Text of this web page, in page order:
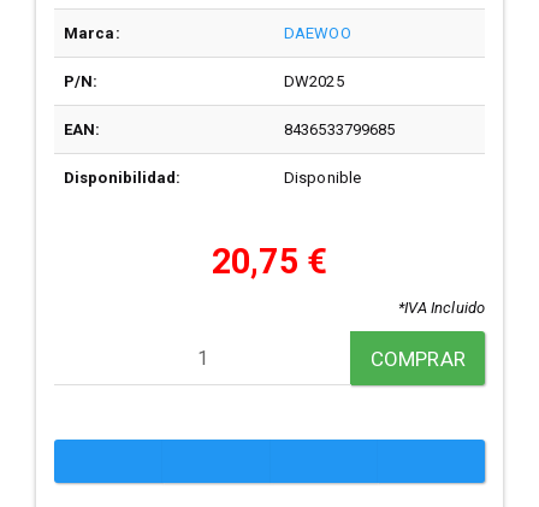
Marca: DAEWOO
P/N: DW2025
EAN: 8436533799685
Disponibilidad: Disponible
20,75 €
*IVA Incluido
COMPRAR